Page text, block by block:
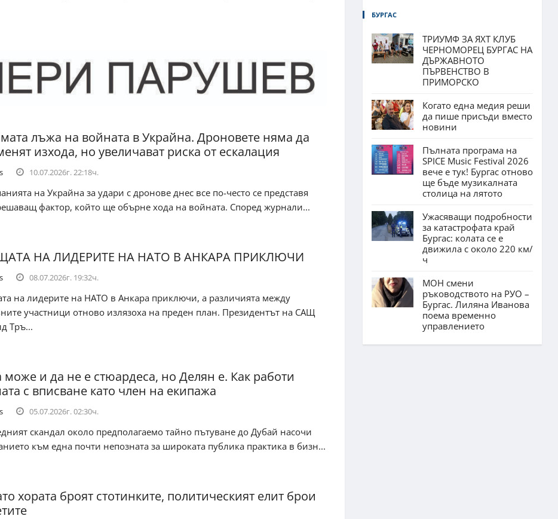
лъжа на войната в Украйна. Дроновете няма да
изхода, но увеличават риска от ескалация
10.07.2026г. 22:18ч.
на Украйна за удари с дронове днес все по-често се представя
фактор, който ще обърне хода на войната. Според журнали...
НА ЛИДЕРИТЕ НА НАТО В АНКАРА ПРИКЛЮЧИ
08.07.2026г. 19:32ч.
на лидерите на НАТО в Анкара приключи, а различията между
участници отново излязоха на преден план. Президентът на САЩ
Тръ...
може и да не е стюардеса, но Делян е. Как работи
с вписване като член на екипажа
05.07.2026г. 02:30ч.
скандал около предполагаемо тайно пътуване до Дубай насочи
към една почти непозната за широката публика практика в бизн...
хората броят стотинките, политическият елит брои
БУРГАС
ТРИУМФ ЗА ЯХТ КЛУБ
ЧЕРНОМОРЕЦ БУРГАС НА
ДЪРЖАВНОТО
ПЪРВЕНСТВО В
ПРИМОРСКО
Когато една медия реши
да пише присъди вместо
новини
Пълната програма на
SPICE Music Festival 2026
вече е тук! Бургас отново
ще бъде музикалната
столица на лятото
Ужасяващи подробности
за катастрофата край
Бургас: колата се е
движила с около 220 км/
ч
МОН смени
ръководството на РУО –
Бургас. Лиляна Иванова
поема временно
управлението